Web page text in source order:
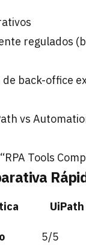
regulados
back-office
vs
Tools
UiPath
5/5